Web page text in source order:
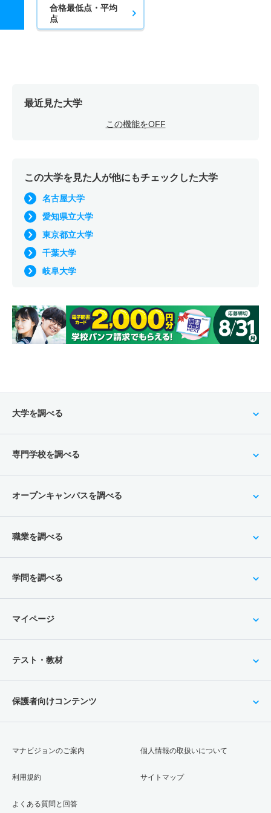
合格最低点・平均
点
最近見た大学
この機能をOFF
この大学を見た人が他にもチェックした大学
名古屋大学
愛知県立大学
東京都立大学
千葉大学
岐阜大学
大学を調べる
専門学校を調べる
オープンキャンパスを調べる
職業を調べる
学問を調べる
マイページ
テスト・教材
保護者向けコンテンツ
マナビジョンのご案内
利用規約
よくある質問と回答
個人情報の取扱いについて
サイトマップ